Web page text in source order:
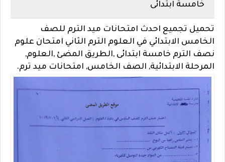
خامسة ابتدائى
تحميل تجميع احدث امتحانات ميد الترم للصف
الخامس الابتدائي في العلوم الترم الثاني امتحان علوم
نصف الترم خامسة ابتدائى ,الطريق المضئ ,العلوم,
المرحلة الابتدائية, الصف الخامس, امتحانات ميد ترم.